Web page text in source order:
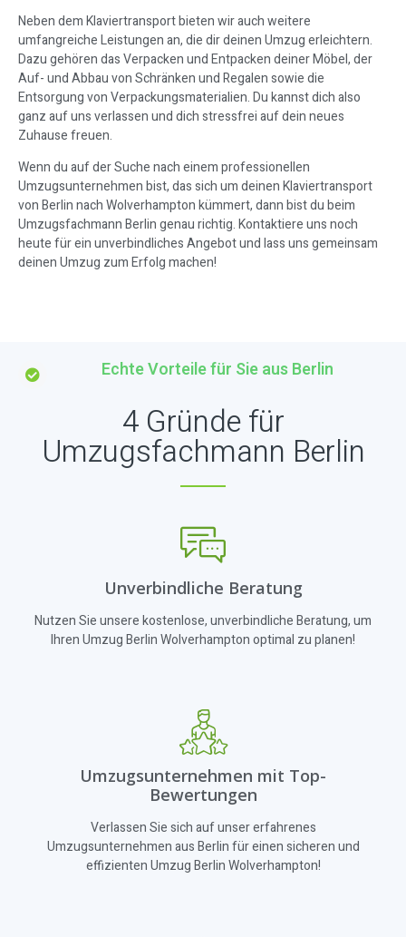
Neben dem Klaviertransport bieten wir auch weitere
umfangreiche Leistungen an, die dir deinen Umzug erleichtern.
Dazu gehören das Verpacken und Entpacken deiner Möbel, der
Auf- und Abbau von Schränken und Regalen sowie die
Entsorgung von Verpackungsmaterialien. Du kannst dich also
ganz auf uns verlassen und dich stressfrei auf dein neues
Zuhause freuen.
Wenn du auf der Suche nach einem professionellen
Umzugsunternehmen bist, das sich um deinen Klaviertransport
von Berlin nach Wolverhampton kümmert, dann bist du beim
Umzugsfachmann Berlin genau richtig. Kontaktiere uns noch
heute für ein unverbindliches Angebot und lass uns gemeinsam
deinen Umzug zum Erfolg machen!
Echte Vorteile für Sie aus Berlin
4 Gründe für
Umzugsfachmann Berlin
Unverbindliche Beratung
Nutzen Sie unsere kostenlose, unverbindliche Beratung, um
Ihren Umzug Berlin Wolverhampton optimal zu planen!
Umzugsunternehmen mit Top-
Bewertungen
Verlassen Sie sich auf unser erfahrenes
Umzugsunternehmen aus Berlin für einen sicheren und
effizienten Umzug Berlin Wolverhampton!